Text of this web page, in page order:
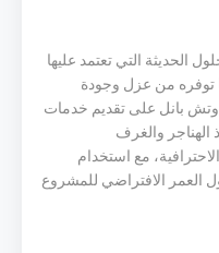
الحديثة التي تعتمد عليها
توفره من عزل وجودة
بانل على تقديم خدمات
الهناجر والغرف
مع استخدام
العمر الافتراضي للمشروع